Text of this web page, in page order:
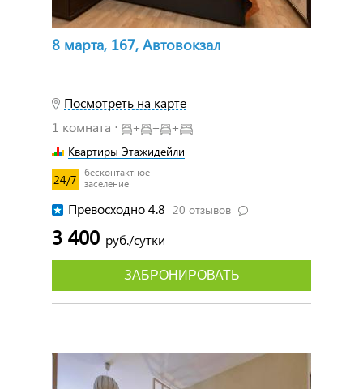
8 марта, 167, Автовокзал
Посмотреть на карте
1 комната ⋅
+ + +
Квартиры Этажидейли
24/7
бесконтактное
заселение
Превосходно 4.8 20 отзывов
3 400 руб./сутки
ЗАБРОНИРОВАТЬ